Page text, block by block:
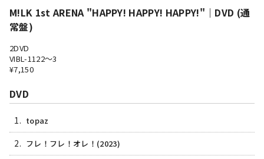
M!LK 1st ARENA "HAPPY! HAPPY! HAPPY!"｜DVD (通
常盤)
2DVD
VIBL-1122～3
¥7,150
DVD
1. topaz
2. フレ！フレ！オレ！(2023)